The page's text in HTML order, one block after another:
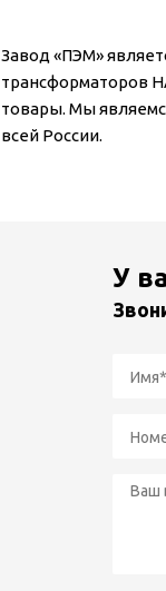
Завод «ПЭМ»
трансформаторов
товары. Мы
всей России.
У